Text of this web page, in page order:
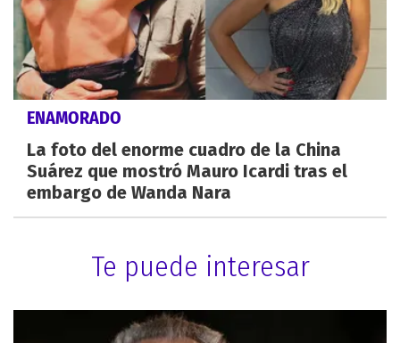
ENAMORADO
La foto del enorme cuadro de la China
Suárez que mostró Mauro Icardi tras el
embargo de Wanda Nara
Te puede interesar